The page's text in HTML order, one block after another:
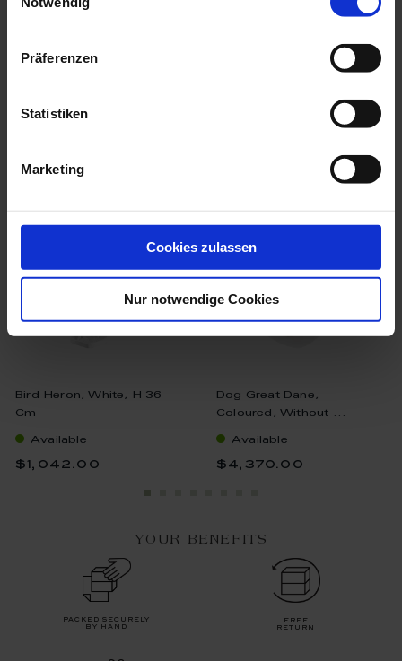
Präferenzen
Statistiken
Marketing
Cookies zulassen
Nur notwendige Cookies
With Gold...
$2,806.00
we think you’ll like these
Bird Heron, White, H 36
Cm
Available
$1,042.00
Dog Great Dane,
Coloured, Without ...
Available
$4,370.00
YOUR BENEFITS
packed securely
by hand
free
return